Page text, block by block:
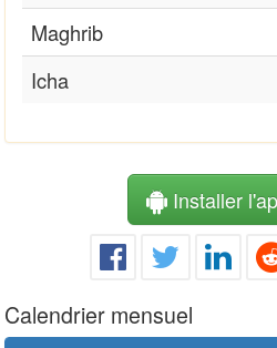
Maghrib
Icha
Installer
Calendrier mensuel